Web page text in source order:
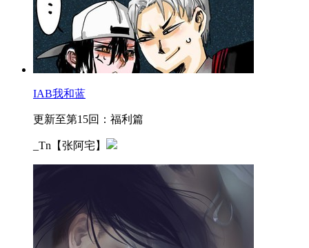
IAB我和蓝
更新至第15回：福利篇
_Tn【张阿宅】